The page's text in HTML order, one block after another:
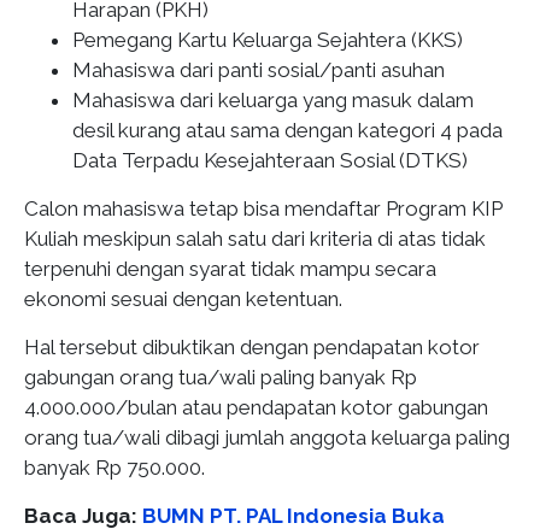
Harapan (PKH)
Pemegang Kartu Keluarga Sejahtera (KKS)
Mahasiswa dari panti sosial/panti asuhan
Mahasiswa dari keluarga yang masuk dalam
desil kurang atau sama dengan kategori 4 pada
Data Terpadu Kesejahteraan Sosial (DTKS)
Calon mahasiswa tetap bisa mendaftar Program KIP
Kuliah meskipun salah satu dari kriteria di atas tidak
terpenuhi dengan syarat tidak mampu secara
ekonomi sesuai dengan ketentuan.
Hal tersebut dibuktikan dengan pendapatan kotor
gabungan orang tua/wali paling banyak Rp
4.000.000/bulan atau pendapatan kotor gabungan
orang tua/wali dibagi jumlah anggota keluarga paling
banyak Rp 750.000.
Baca Juga: BUMN PT. PAL Indonesia Buka